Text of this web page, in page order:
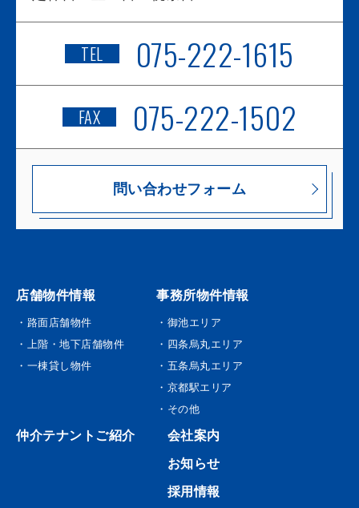
TEL 075-222-1615
FAX 075-222-1502
問い合わせフォーム
店舗物件情報
・路面店舗物件
・上階・地下店舗物件
・一棟貸し物件
事務所物件情報
・御池エリア
・四条烏丸エリア
・五条烏丸エリア
・京都駅エリア
・その他
仲介テナントご紹介
会社案内
お知らせ
採用情報